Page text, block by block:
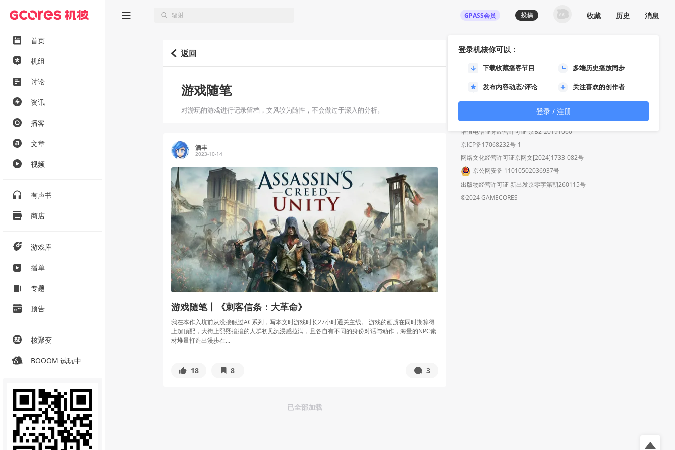
首页
机组
讨论
资讯
播客
文章
视频
有声书
商店
游戏库
播单
专题
预告
核聚变
BOOOM 试玩中
GPASS会员
登录机核你可以：
下载收藏播客节目 多端历史播放同步
发布内容动态/评论 关注喜欢的创作者
登录 / 注册
收藏 历史 消息
返回
游戏随笔
对游玩的游戏进行记录留档，文风较为随性，不会做过于深入的分析。
酒丰
2023-10-14
游戏随笔丨《刺客信条：大革命》
我在本作入坑前从没接触过AC系列，写本文时游戏时长27小时通关主线。 游戏的画质在同时期算得
上超顶配，大街上熙熙攘攘的人群初见沉浸感拉满，且各自有不同的身份对话与动作，海量的NPC素
材堆量打造出漫步在...
18 8 3
已全部加载
联系我们 / CONTACT US
投稿须知
用户协议
隐私政策 社区规定 工作招聘
增值电信业务经营许可证 京B2-20191060
京ICP备17068232号-1
网络文化经营许可证京网文[2024]1733-082号
京公网安备 11010502036937号
出版物经营许可证 新出发京零字第朝260115号
©2024 GAMECORES